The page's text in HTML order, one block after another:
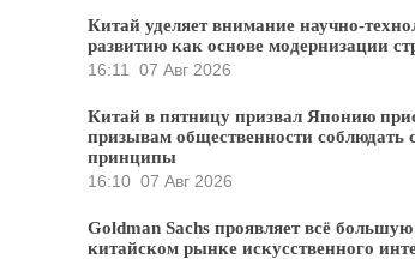
Китай уделяет внимание научно-
развитию как основе модернизации
16:11
07 Авг 2026
Китай в пятницу призвал Японию
призывам общественности соблюдать
принципы
16:10 07 Авг 2026
Goldman Sachs проявляет всё
китайском рынке искусственного